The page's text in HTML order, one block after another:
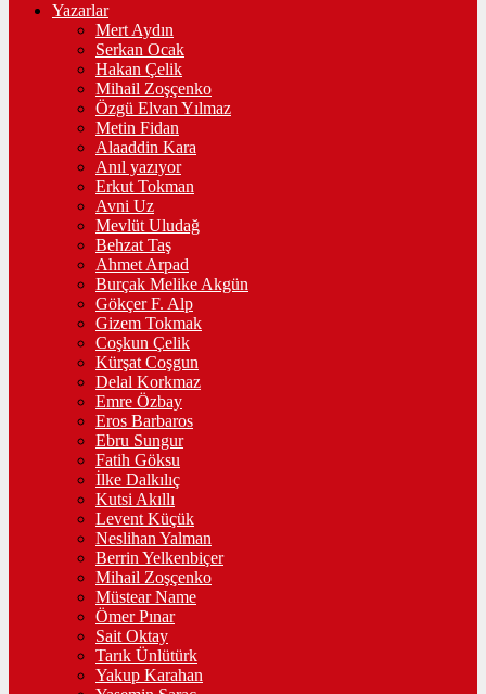
Yazarlar
Mert Aydın
Serkan Ocak
Hakan Çelik
Mihail Zoşçenko
Özgü Elvan Yılmaz
Metin Fidan
Alaaddin Kara
Anıl yazıyor
Erkut Tokman
Avni Uz
Mevlüt Uludağ
Behzat Taş
Ahmet Arpad
Burçak Melike Akgün
Gökçer F. Alp
Gizem Tokmak
Coşkun Çelik
Kürşat Coşgun
Delal Korkmaz
Emre Özbay
Eros Barbaros
Ebru Sungur
Fatih Göksu
İlke Dalkılıç
Kutsi Akıllı
Levent Küçük
Neslihan Yalman
Berrin Yelkenbiçer
Mihail Zoşçenko
Müstear Name
Ömer Pınar
Sait Oktay
Tarık Ünlütürk
Yakup Karahan